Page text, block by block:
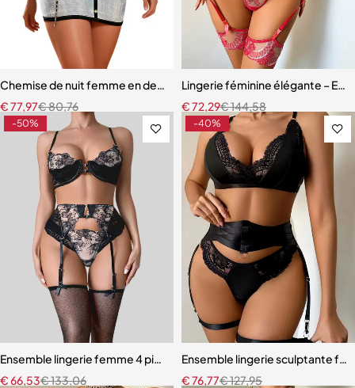
Chemise de nuit femme en dentelle bleue – Babydoll avec
€80,76
€77,97
Lingerie féminine élégante –
€144,58
€72,29
-50%
Ensemble lingerie femme 4 pièces – Broderie florale contrastée
€133,06
€66,53
-40%
Ensemble lingerie sculptante
€127,95
€76,77